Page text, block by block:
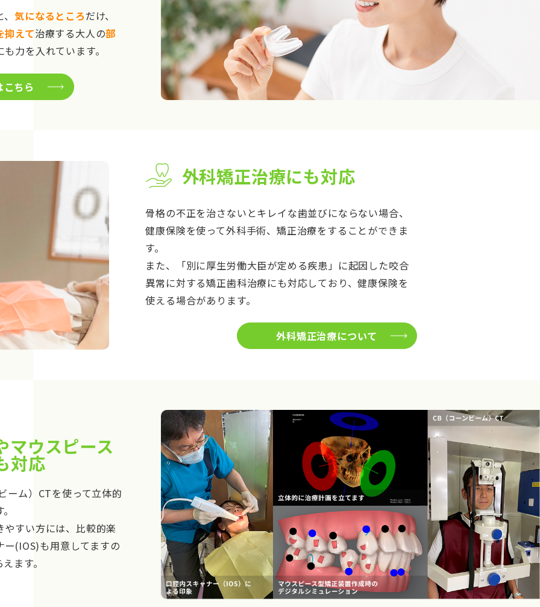
、気になるところだけ、
抑えて治療する大人の部
も力を入れています。
ちら
外科矯正治療にも対応
骨格の不正を治さないとキレイな歯並びにならない場合、
健康保険を使って外科手術、矯正治療をすることができま
す。
また、「別に厚生労働大臣が定める疾患」に起因した咬合
異常に対する矯正歯科治療にも対応しており、健康保険を
使える場合があります。
外科矯正治療について
マウスピース
対応
ーム）CTを使って立体的
すい方には、比較的楽
(IOS)も用意してますの
ます。